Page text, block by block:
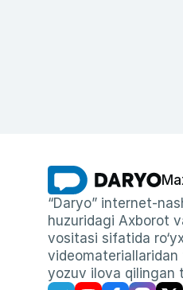
“Daryo” internet-
huzuridagi Axborot
vositasi sifatida
videomateriallaridan
yozuv ilova qilingan